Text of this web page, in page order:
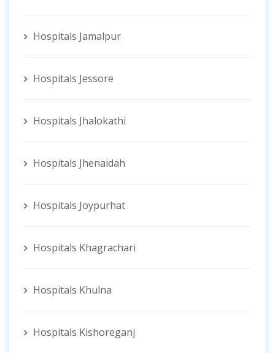
Hospitals Jamalpur
Hospitals Jessore
Hospitals Jhalokathi
Hospitals Jhenaidah
Hospitals Joypurhat
Hospitals Khagrachari
Hospitals Khulna
Hospitals Kishoreganj